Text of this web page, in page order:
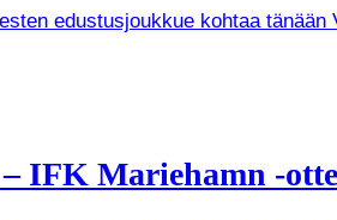
edustusjoukkue kohtaa
– IFK Mariehamn -